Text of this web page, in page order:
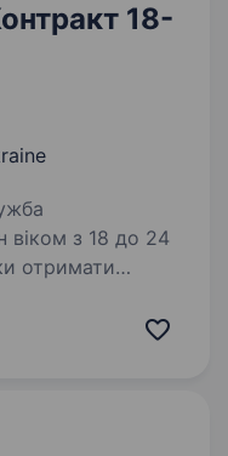
18-
віком з 18 до 24
отримати
у цивільному